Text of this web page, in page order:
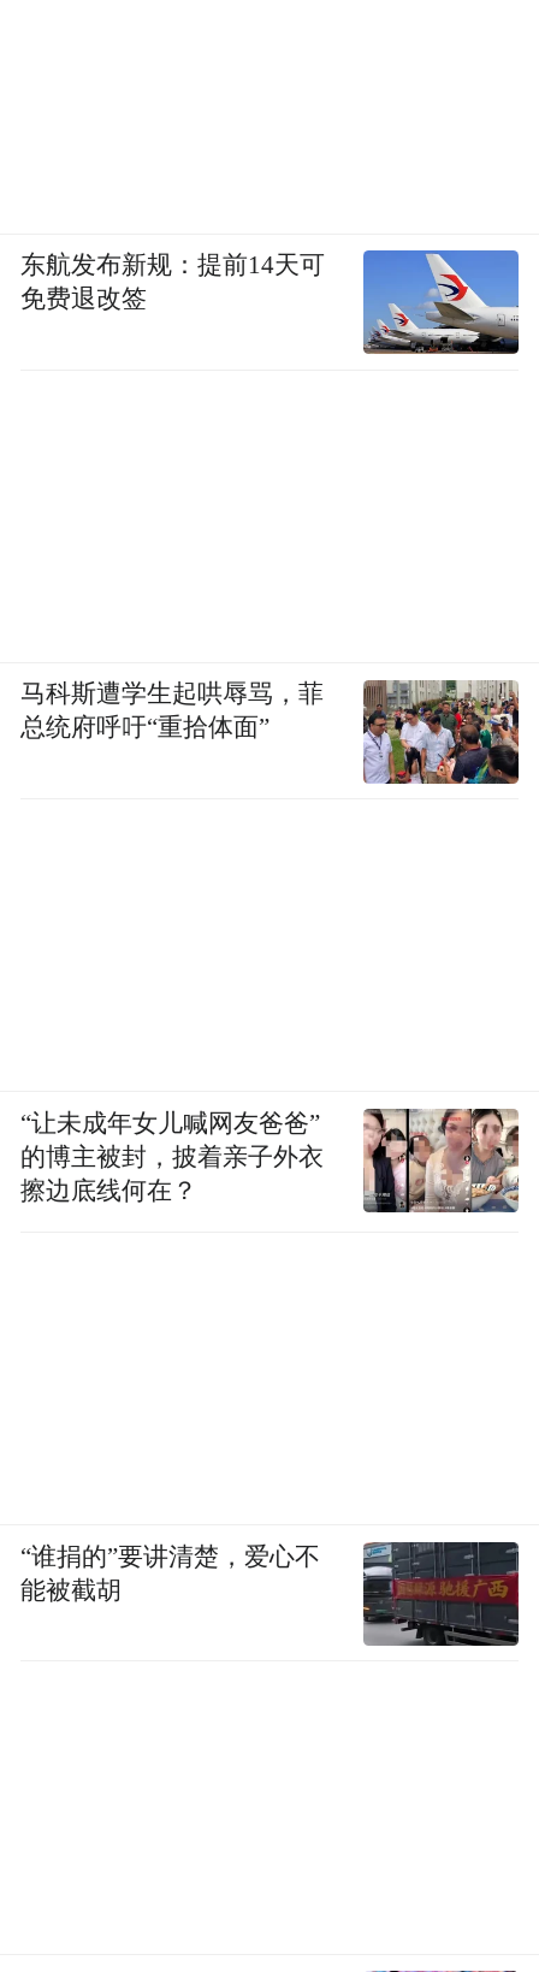
东航发布新规：提前14天可
免费退改签
马科斯遭学生起哄辱骂，菲
总统府呼吁“重拾体面”
“让未成年女儿喊网友爸爸”
的博主被封，披着亲子外衣
擦边底线何在？
“谁捐的”要讲清楚，爱心不
能被截胡